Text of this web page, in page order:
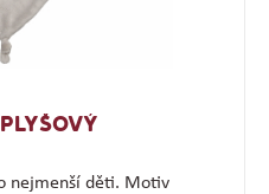
nejmenší děti. Motiv